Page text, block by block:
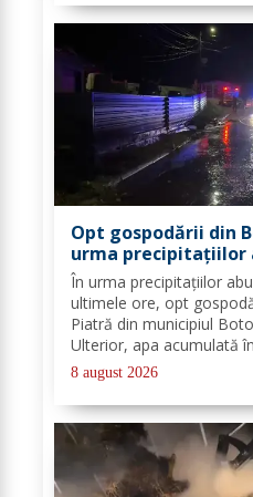
Opt gospodării din
urma precipitațiilor
ultimele ore
În urma precipitațiilor
ultimele ore, opt
Piatră din municipiul
Ulterior, apa acumulată
pe carosabil. Pentru
din cadrul
8 august 2026